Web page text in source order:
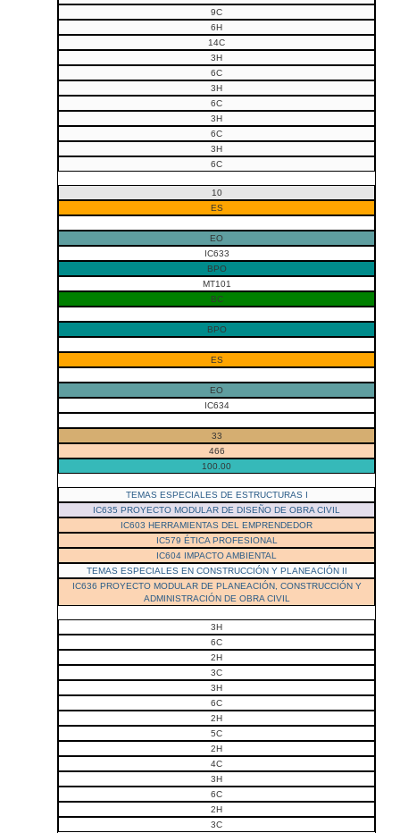
9C
6H
14C
3H
6C
3H
6C
3H
6C
3H
6C
10
ES
EO
IC633
BPO
MT101
BC
BPO
ES
EO
IC634
33
466
100.00
TEMAS ESPECIALES DE ESTRUCTURAS I
IC635 PROYECTO MODULAR DE DISEÑO DE OBRA CIVIL
IC603 HERRAMIENTAS DEL EMPRENDEDOR
IC579 ÉTICA PROFESIONAL
IC604 IMPACTO AMBIENTAL
TEMAS ESPECIALES EN CONSTRUCCIÓN Y PLANEACIÓN II
IC636 PROYECTO MODULAR DE PLANEACIÓN, CONSTRUCCIÓN Y
ADMINISTRACIÓN DE OBRA CIVIL
3H
6C
2H
3C
3H
6C
2H
5C
2H
4C
3H
6C
2H
3C